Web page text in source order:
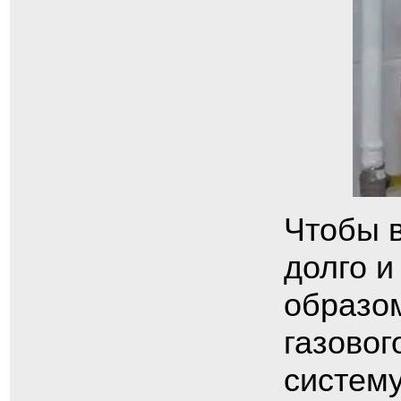
Чтобы
долго